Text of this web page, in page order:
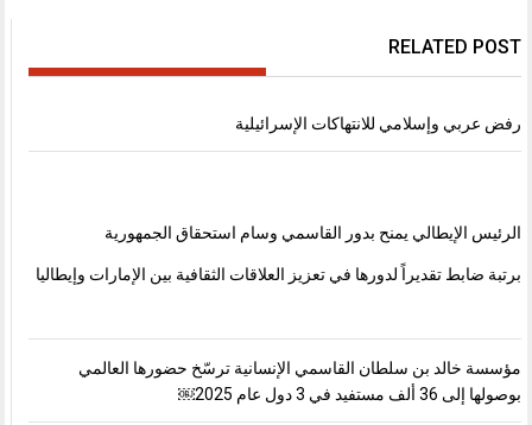
RELATED POST
رفض عربي وإسلامي للانتهاكات الإسرائيلية
الرئيس الإيطالي يمنح بدور القاسمي وسام استحقاق الجمهورية
برتبة ضابط تقديراً لدورها في تعزيز العلاقات الثقافية بين الإمارات وإيطاليا
مؤسسة خالد بن سلطان القاسمي الإنسانية ترسّخ حضورها العالمي
بوصولها إلى 36 ألف مستفيد في 3 دول عام 2025￼